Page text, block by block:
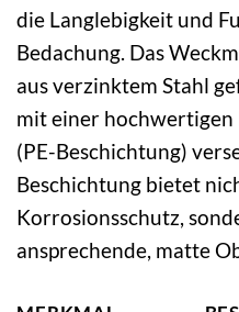
die Langlebigkeit und
Bedachung. Das
aus verzinktem Stahl
mit einer
(PE-Beschichtung)
Beschichtung bietet
Korrosionsschutz,
ansprechende, matte